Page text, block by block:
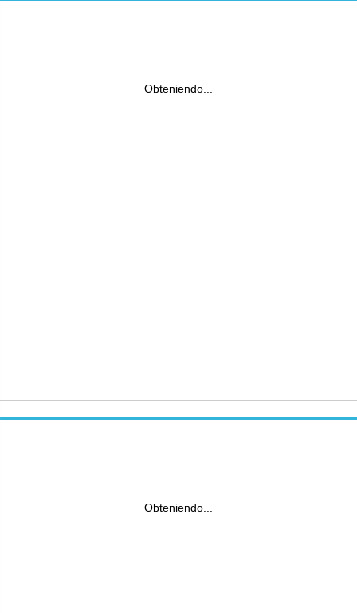
Obteniendo...
Obteniendo...